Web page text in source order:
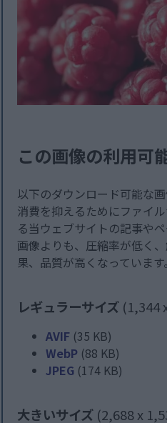
この画像の利用可
以下のダウンロード可能な
消費を抑えるためにファイ
る当ウェブサイトの記事や
画像よりも、圧縮率が低く
果、品質が高くなっています。
レギュラーサイズ (1,344
AVIF (35 KB)
WebP (88 KB)
JPEG (174 KB)
大きいサイズ (2,688 x